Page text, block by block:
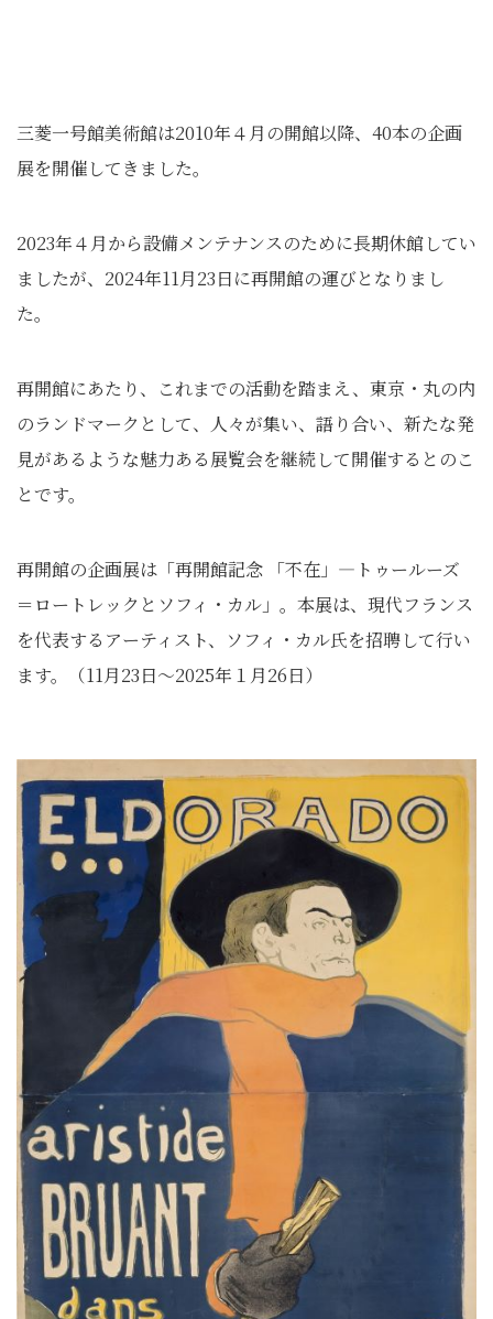
三菱一号館美術館は2010年４月の開館以降、40本の企画
展を開催してきました。
2023年４月から設備メンテナンスのために長期休館してい
ましたが、2024年11月23日に再開館の運びとなりまし
た。
再開館にあたり、これまでの活動を踏まえ、東京・丸の内
のランドマークとして、人々が集い、語り合い、新たな発
見があるような魅力ある展覧会を継続して開催するとのこ
とです。
再開館の企画展は「再開館記念 「不在」―トゥールーズ
＝ロートレックとソフィ・カル」。本展は、現代フランス
を代表するアーティスト、ソフィ・カル氏を招聘して行い
ます。（11月23日～2025年１月26日）